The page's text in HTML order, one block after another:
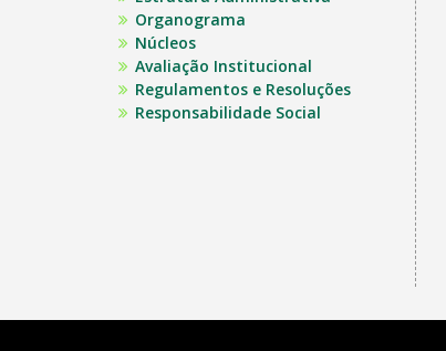
Organograma
Núcleos
Avaliação Institucional
Regulamentos e Resoluções
Responsabilidade Social